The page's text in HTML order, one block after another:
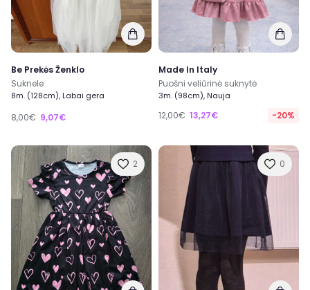
Be Prekės Ženklo
Suknele
8m. (128cm), Labai gera
8,00€ 9,07€
Made In Italy
Puošni veliūrinė suknytė
3m. (98cm), Nauja
12,00€ 13,27€ -20%
2 0